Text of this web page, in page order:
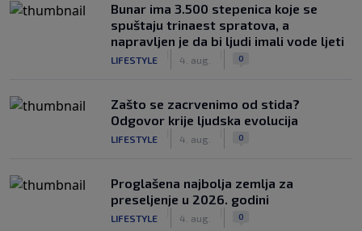
Bunar imа 3.500 stepenica koje se
spuštaju trinaest spratova, a
napravljen je da bi ljudi imali vode ljeti
LIFESTYLE 4. aug. 0
Zašto se zacrvenimo od stida?
Odgovor krije ljudska evolucija
LIFESTYLE 4. aug. 0
Proglašena najbolja zemlja za
preseljenje u 2026. godini
LIFESTYLE 4. aug. 0